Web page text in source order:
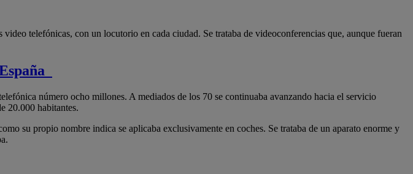
telefónicas, con un locutorio en cada ciudad. Se trataba de videoconferencias que, aunque fueran
número ocho millones. A mediados de los 70 se continuaba avanzando hacia el servicio
20.000 habitantes.
su propio nombre indica se aplicaba exclusivamente en coches. Se trataba de un aparato enorme y